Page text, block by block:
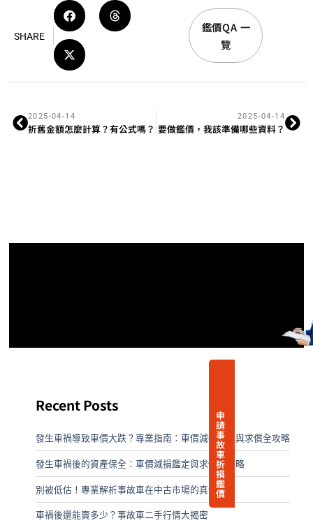
申
請
事
故
車
折
損
鑑
價
SHARE
鑑價QA 一
覽
2025-04-14
折舊金額怎麼計算？有公式嗎？
2025-04-14
要做鑑價，我該準備哪些資料？
Recent Posts
發生車禍導致車價大跌？專業指南：車價減損鑑定與求償全攻略
發生車禍後的資產保全：車價減損鑑定與求償全攻略
別被低估！專業解析事故車在中古市場的真實價格
車禍後還能賣多少？事故車二手行情大揭密